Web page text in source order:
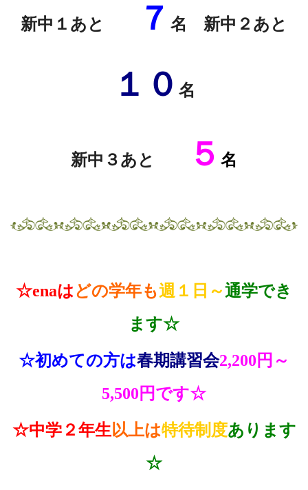
新中１あと ７ 名 新中２あと
１０ 名
新中３あと ５ 名
☆enaはどの学年も週１日～通学でき
ます☆
☆初めての方は春期講習会2,200円～
5,500円です☆
☆中学２年生以上は特待制度あります
☆